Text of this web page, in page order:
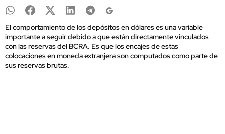
El comportamiento de los depósitos en dólares es una variable
importante a seguir debido a que están directamente vinculados
con las reservas del BCRA. Es que los encajes de estas
colocaciones en moneda extranjera son computados como parte de
sus reservas brutas.